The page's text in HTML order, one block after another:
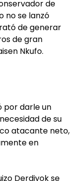
de
no se lanzó
de generar
de gran
Nkufo.
por darle un
de su
atacante neto,
en
Derdiyok se